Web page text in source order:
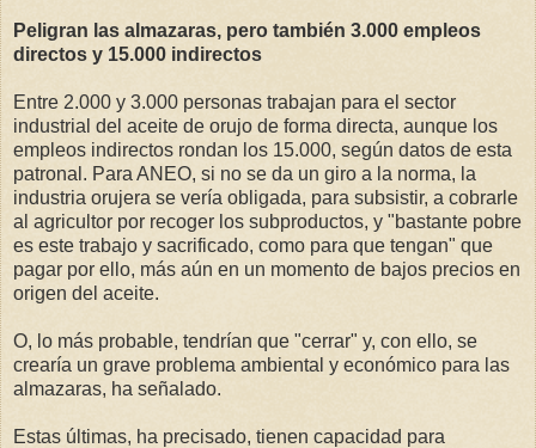
Peligran las almazaras, pero también 3.000 empleos
directos y 15.000 indirectos
Entre 2.000 y 3.000 personas trabajan para el sector
industrial del aceite de orujo de forma directa, aunque los
empleos indirectos rondan los 15.000, según datos de esta
patronal. Para ANEO, si no se da un giro a la norma, la
industria orujera se vería obligada, para subsistir, a cobrarle
al agricultor por recoger los subproductos, y "bastante pobre
es este trabajo y sacrificado, como para que tengan" que
pagar por ello, más aún en un momento de bajos precios en
origen del aceite.
O, lo más probable, tendrían que "cerrar" y, con ello, se
crearía un grave problema ambiental y económico para las
almazaras, ha señalado.
Estas últimas, ha precisado, tienen capacidad para